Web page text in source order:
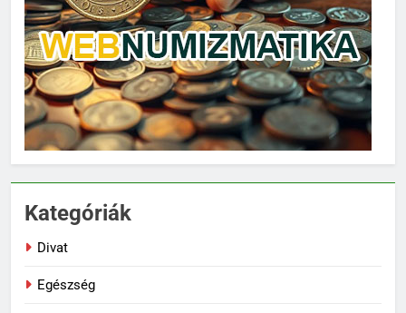
Kategóriák
Divat
Egészség